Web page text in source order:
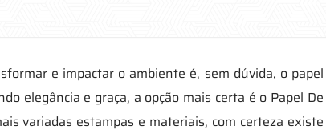
e impactar o ambiente é, sem dúvida, o papel
elegância e graça, a opção mais certa é o Papel De
variadas estampas e materiais, com certeza existe